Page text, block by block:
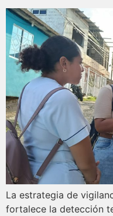
La estrategia de
fortalece la detección